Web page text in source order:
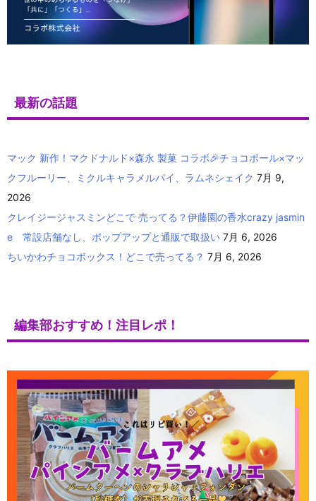
最新の話題
マック 新作！マクドナルド×森永 製菓 コラボ🎉チョコボール×マッ
クフルーリー、ミクルキャラメルパイ、ラムネシェイク 7月 9,
2026
クレイジージャスミンどこで 売ってる？伊藤園の香水crazy jasmin
e 常設店舗なし、ポップアップと通販で取扱い 7月 6, 2026
ちいかわチョコボックス！どこで売ってる？ 7月 6, 2026
編集部おすすめ！注目レポ！